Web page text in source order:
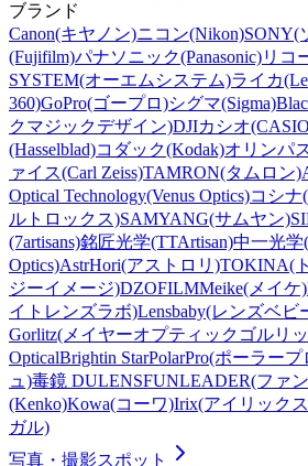
ブランド
Canon(キヤノン)ニコン(Nikon)SONY(
(Fujifilm)パナソニック(Panasonic)リコ
SYSTEM(オーエムシステム)ライカ
360)GoPro(ゴープロ)シグマ(Sigma)
クマジックデザイン)DJIカシオ
(Hasselblad)コダック(Kodak)オリンパ
ァイス(Carl Zeiss)TAMRON(タムロン)
Optical Technology(Venus Optics)コシナ
ルトロックス)SAMYANG(サムヤン)
(7artisans)銘匠光学(TTArtisan)中一光学
Optics)AstrHori(アストロリ)TOKINA(
ジーイメージ)DZOFILMMeike(メイケ)
イトレンズラボ)Lensbaby(レンズベビ
Gorlitz(メイヤーオプティックゴルリ
OpticalBrightin StarPolarPro(ポーラープ
ュ)毒鏡 DULENSFUNLEADER(ファ
(Kenko)Kowa(コーワ)Irix(アイリック
ガル)
写真・撮影スポット